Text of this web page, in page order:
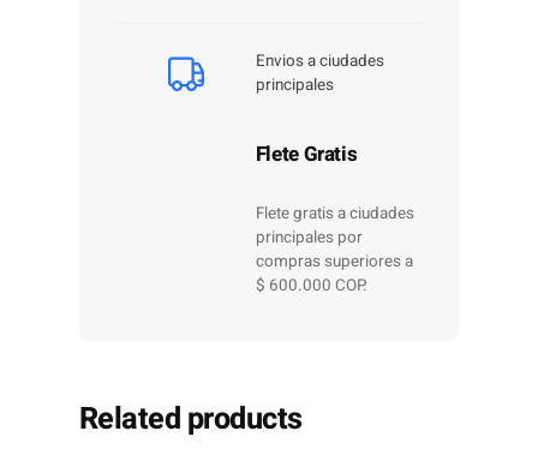
Envios a ciudades
principales
Flete Gratis
Flete gratis a ciudades
principales por
compras superiores a
$ 600.000 COP.
Related products